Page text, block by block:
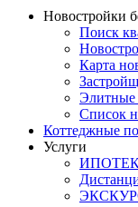
Новостройки
Поиск
Карта
Элитные
Список
Коттеджные
Услуги